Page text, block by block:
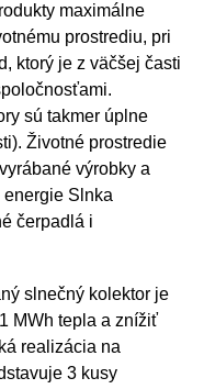
maximálne
prostrediu, pri
ktorý je z väčšej časti
sú takmer úplne
Životné prostredie
výrobky a
energie Slnka
čerpadlá i
slnečný kolektor je
MWh tepla a znížiť
realizácia na
3 kusy